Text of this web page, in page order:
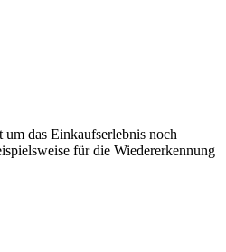
das Einkaufserlebnis noch
für die Wiedererkennung